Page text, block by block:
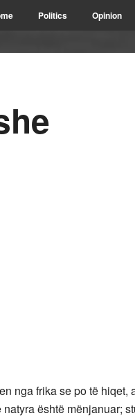
Politics Opinion
nga frika se po të hiqet,
është mënjanuar;